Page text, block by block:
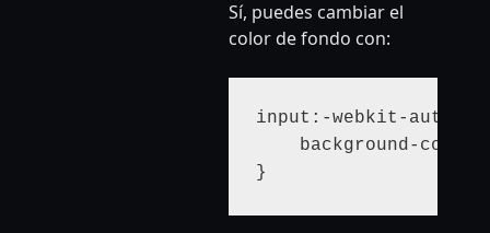
Sí, puedes cambiar el
color de fondo con:
input:-webkit-
background-